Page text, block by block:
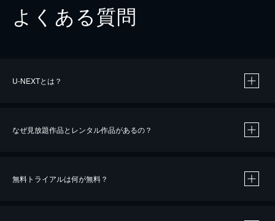
よくある質問
U-NEXTとは？
なぜ見放題作品とレンタル作品があるの？
無料トライアルは何が無料？